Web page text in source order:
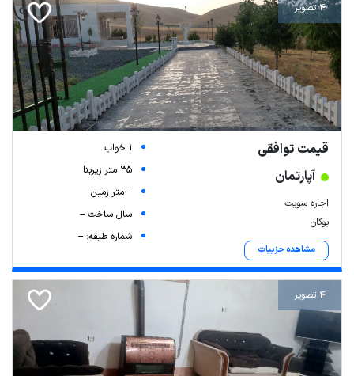
4 تصویر
قیمت توافقی
آپارتمان
اجاره سویت
بوکان
مشاهده جزییات
1 خواب
35 متر زیربنا
-- متر زمین
سال ساخت --
شماره طبقه: --
4 تصویر